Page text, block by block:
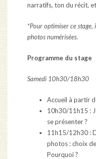
narratifs, ton du récit,
*Pour optimiser ce stage,
photos numérisées.
Programme du stage
Samedi 10h30/18h30
Accueil à partir
10h30/11h15 :
se présenter ?
11h15/12h30 :
photos : choix
Pourquoi ?